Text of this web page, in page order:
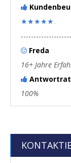

★★★★★.
 Freda
16+ Jahre

100%